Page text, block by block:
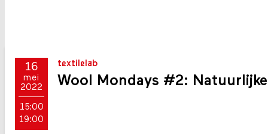
16
mei
2022
15:00
19:00
textilelab
Wool Mondays #2: